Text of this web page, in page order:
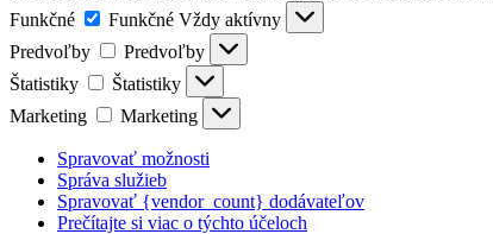
Funkčné
Funkčné Vždy aktívny
Predvoľby
Predvoľby
Štatistiky
Štatistiky
Marketing
Marketing
Spravovať možnosti
Správa služieb
Spravovať {vendor_count} dodávateľov
Prečítajte si viac o týchto účeloch